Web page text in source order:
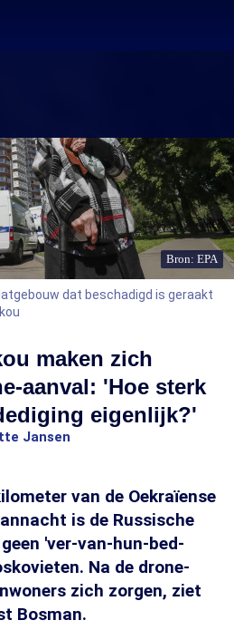
Bron: EPA
dat beschadigd is geraakt
maken zich
aanval: 'Hoe sterk
eigenlijk?'
Jansen
van de Oekraïense
is de Russische
'ver-van-hun-bed-
Na de drone-
zich zorgen, ziet
Bosman.